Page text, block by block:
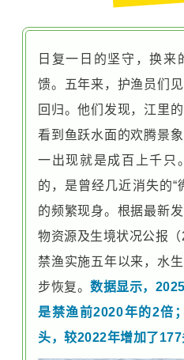
日复一日的坚守，换来
馈。五年来，护渔员们
回归。他们发现，江里
看到鱼跃水面的欢腾景
一出现就是成百上千只
的，是曾经几近消失的
的频繁现身。根据最新
物资源及生境状况公报
禁渔实施五年以来，水
步恢复。数据显示，
是禁渔前2020年的2倍
头，较2022年增加了177